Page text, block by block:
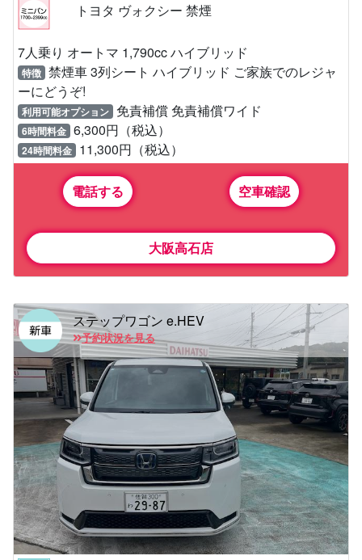
トヨタ ヴォクシー 禁煙
7人乗り オートマ 1,790cc ハイブリッド
特徴 禁煙車 3列シート ハイブリッド ご家族でのレジャ
ーにどうぞ!
利用可能オプション 免責補償 免責補償ワイド
6時間料金 6,300円（税込）
24時間料金 11,300円（税込）
電話する 空車確認
大阪高石店
ステップワゴン e.HEV
予約状況を見る